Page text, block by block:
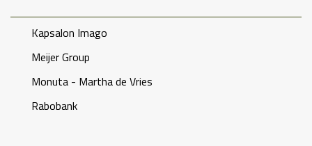
Kapsalon Imago
Meijer Group
Monuta - Martha de Vries
Rabobank